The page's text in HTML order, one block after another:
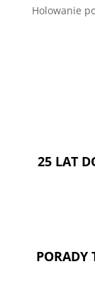
Holowanie
25 LAT
PORADY